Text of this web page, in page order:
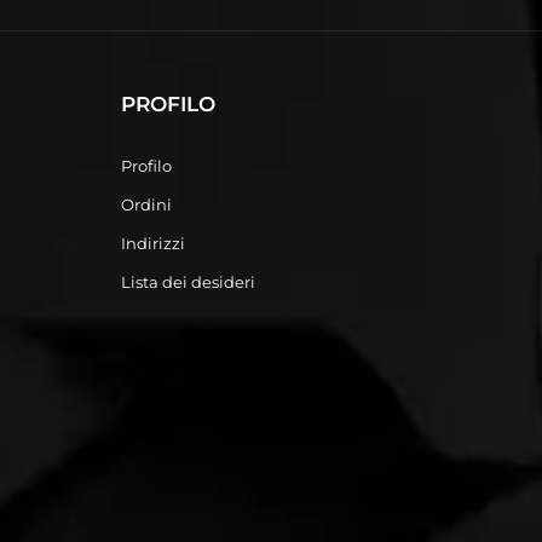
PROFILO
Profilo
Ordini
Indirizzi
Lista dei desideri